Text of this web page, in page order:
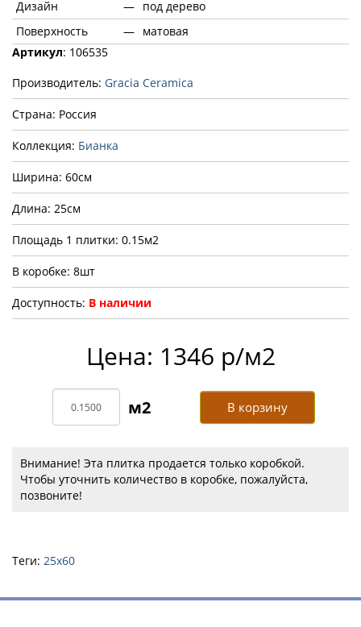
Дизайн — под дерево
Поверхность
— матовая
Артикул: 106535
Производитель: Gracia Ceramica
Страна: Россия
Коллекция: Бианка
Ширина: 60см
Длина: 25см
Площадь 1 плитки: 0.15м2
В коробке: 8шт
Доступность: В наличии
Цена: 1346 р/м2
В корзину
Внимание! Эта плитка продается только коробкой.
Чтобы уточнить количество в коробке, пожалуйста,
позвоните!
Теги: 25х60